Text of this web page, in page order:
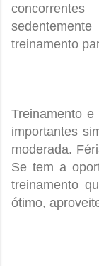
treinamento
Treinamento
importantes
moderada.
Se tem a
treinamento
ótimo,